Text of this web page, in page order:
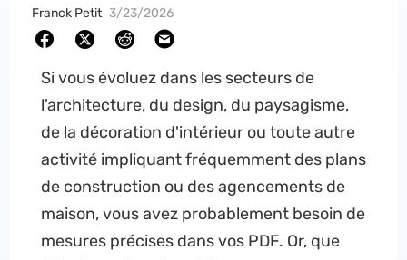
Franck Petit 3/23/2026
Si vous évoluez dans les secteurs de
l'architecture, du design, du paysagisme,
de la décoration d'intérieur ou toute autre
activité impliquant fréquemment des plans
de construction ou des agencements de
maison, vous avez probablement besoin de
mesures précises dans vos PDF. Or, que